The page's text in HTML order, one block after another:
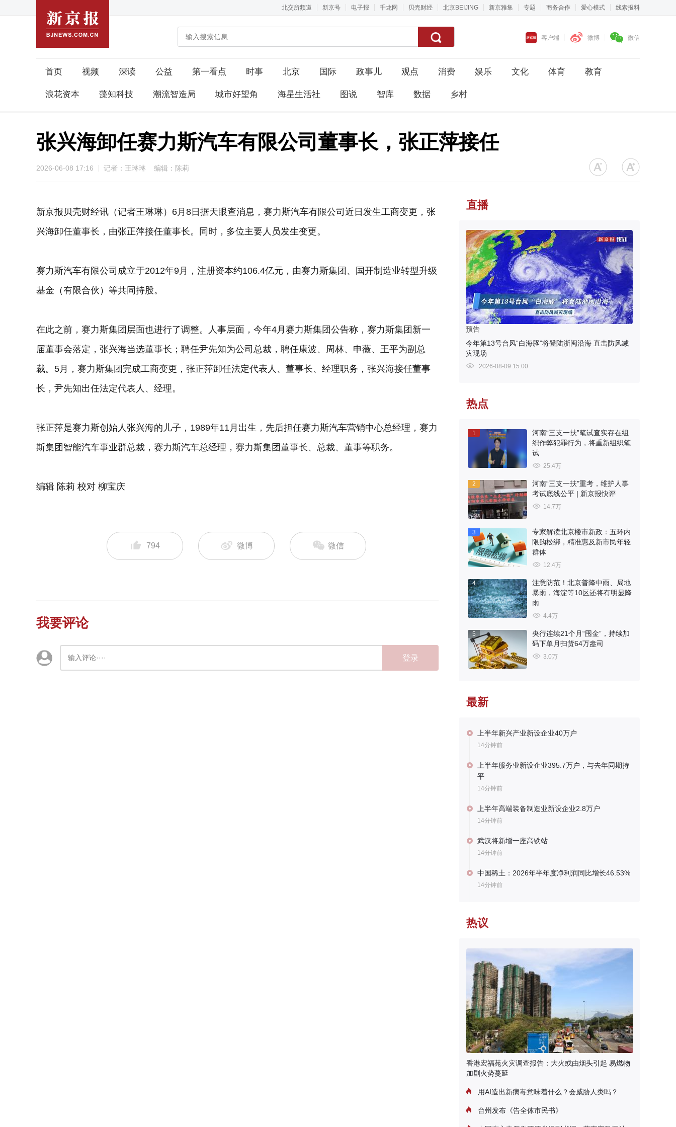
北交所频道 新京号 电子报 千龙网 贝壳财经 北京BEIJING 新京雅集 专题 商务合作 爱心模式 线索报料
客户端 微博 微信
首页 视频 深读 公益 第一看点 时事 北京 国际 政事儿 观点 消费 娱乐 文化 体育 教育
浪花资本 藻知科技 潮流智造局 城市好望角 海星生活社 图说 智库 数据 乡村
张兴海卸任赛力斯汽车有限公司董事长，张正萍接任
2026-06-08 17:16 记者：王琳琳 编辑：陈莉
新京报贝壳财经讯（记者王琳琳）6月8日据天眼查消息，赛力斯汽车有限公司近日发生工商变更，张
兴海卸任董事长，由张正萍接任董事长。同时，多位主要人员发生变更。
赛力斯汽车有限公司成立于2012年9月，注册资本约106.4亿元，由赛力斯集团、国开制造业转型升级
基金（有限合伙）等共同持股。
在此之前，赛力斯集团层面也进行了调整。人事层面，今年4月赛力斯集团公告称，赛力斯集团新一
届董事会落定，张兴海当选董事长；聘任尹先知为公司总裁，聘任康波、周林、申薇、王平为副总
裁。5月，赛力斯集团完成工商变更，张正萍卸任法定代表人、董事长、经理职务，张兴海接任董事
长，尹先知出任法定代表人、经理。
张正萍是赛力斯创始人张兴海的儿子，1989年11月出生，先后担任赛力斯汽车营销中心总经理，赛力
斯集团智能汽车事业群总裁，赛力斯汽车总经理，赛力斯集团董事长、总裁、董事等职务。
编辑 陈莉 校对 柳宝庆
794 微博 微信
我要评论
登录
直播
预告
今年第13号台风“白海豚”将登陆浙闽沿海 直击防风减
灾现场
2026-08-09 15:00
热点
1
河南“三支一扶”笔试查实存在组
织作弊犯罪行为，将重新组织笔
试
25.4万
2
河南“三支一扶”重考，维护人事
考试底线公平 | 新京报快评
14.7万
3
专家解读北京楼市新政：五环内
限购松绑，精准惠及新市民年轻
群体
12.4万
4
注意防范！北京普降中雨、局地
暴雨，海淀等10区还将有明显降
雨
4.4万
5
央行连续21个月“囤金”，持续加
码下单月扫货64万盎司
3.0万
最新
上半年新兴产业新设企业40万户
14分钟前
上半年服务业新设企业395.7万户，与去年同期持
平
14分钟前
上半年高端装备制造业新设企业2.8万户
14分钟前
武汉将新增一座高铁站
14分钟前
中国稀土：2026年半年度净利润同比增长46.53%
14分钟前
热议
香港宏福苑火灾调查报告：大火或由烟头引起 易燃物
加剧火势蔓延
用AI造出新病毒意味着什么？会威胁人类吗？
台州发布《告全体市民书》